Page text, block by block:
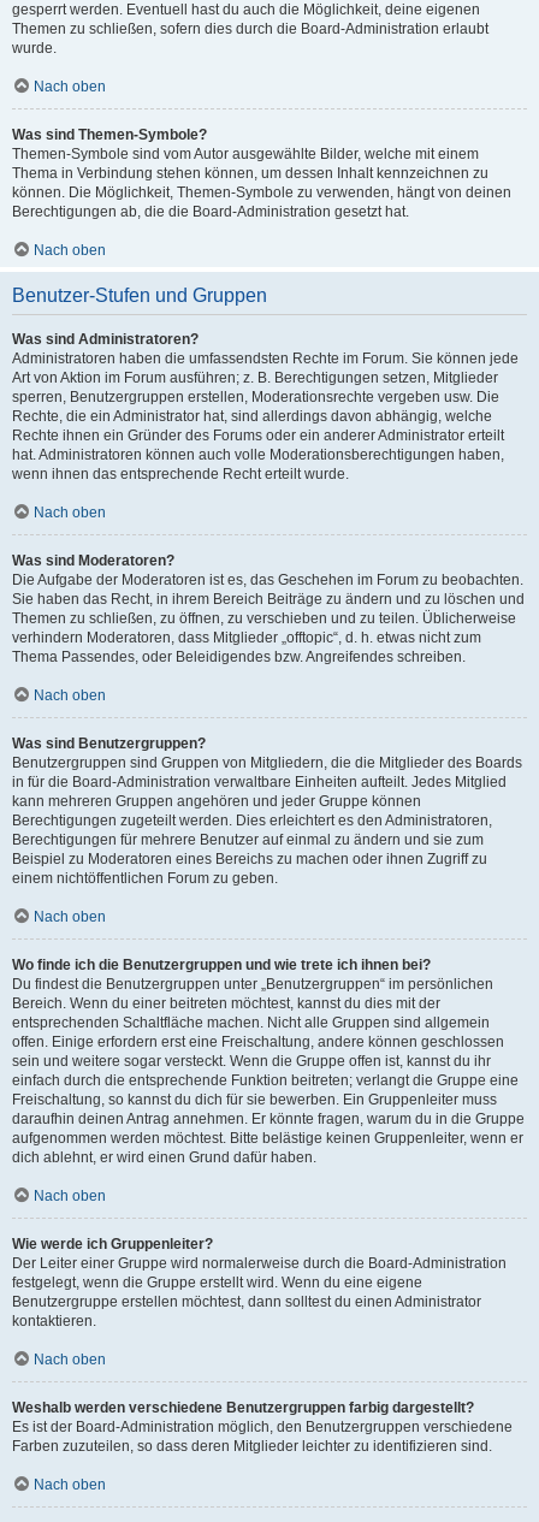
gesperrt werden. Eventuell hast du auch die Möglichkeit, deine eigenen
Themen zu schließen, sofern dies durch die Board-Administration erlaubt
wurde.
Nach oben
Was sind Themen-Symbole?
Themen-Symbole sind vom Autor ausgewählte Bilder, welche mit einem
Thema in Verbindung stehen können, um dessen Inhalt kennzeichnen zu
können. Die Möglichkeit, Themen-Symbole zu verwenden, hängt von deinen
Berechtigungen ab, die die Board-Administration gesetzt hat.
Nach oben
Benutzer-Stufen und Gruppen
Was sind Administratoren?
Administratoren haben die umfassendsten Rechte im Forum. Sie können jede
Art von Aktion im Forum ausführen; z. B. Berechtigungen setzen, Mitglieder
sperren, Benutzergruppen erstellen, Moderationsrechte vergeben usw. Die
Rechte, die ein Administrator hat, sind allerdings davon abhängig, welche
Rechte ihnen ein Gründer des Forums oder ein anderer Administrator erteilt
hat. Administratoren können auch volle Moderationsberechtigungen haben,
wenn ihnen das entsprechende Recht erteilt wurde.
Nach oben
Was sind Moderatoren?
Die Aufgabe der Moderatoren ist es, das Geschehen im Forum zu beobachten.
Sie haben das Recht, in ihrem Bereich Beiträge zu ändern und zu löschen und
Themen zu schließen, zu öffnen, zu verschieben und zu teilen. Üblicherweise
verhindern Moderatoren, dass Mitglieder „offtopic“, d. h. etwas nicht zum
Thema Passendes, oder Beleidigendes bzw. Angreifendes schreiben.
Nach oben
Was sind Benutzergruppen?
Benutzergruppen sind Gruppen von Mitgliedern, die die Mitglieder des Boards
in für die Board-Administration verwaltbare Einheiten aufteilt. Jedes Mitglied
kann mehreren Gruppen angehören und jeder Gruppe können
Berechtigungen zugeteilt werden. Dies erleichtert es den Administratoren,
Berechtigungen für mehrere Benutzer auf einmal zu ändern und sie zum
Beispiel zu Moderatoren eines Bereichs zu machen oder ihnen Zugriff zu
einem nichtöffentlichen Forum zu geben.
Nach oben
Wo finde ich die Benutzergruppen und wie trete ich ihnen bei?
Du findest die Benutzergruppen unter „Benutzergruppen“ im persönlichen
Bereich. Wenn du einer beitreten möchtest, kannst du dies mit der
entsprechenden Schaltfläche machen. Nicht alle Gruppen sind allgemein
offen. Einige erfordern erst eine Freischaltung, andere können geschlossen
sein und weitere sogar versteckt. Wenn die Gruppe offen ist, kannst du ihr
einfach durch die entsprechende Funktion beitreten; verlangt die Gruppe eine
Freischaltung, so kannst du dich für sie bewerben. Ein Gruppenleiter muss
daraufhin deinen Antrag annehmen. Er könnte fragen, warum du in die Gruppe
aufgenommen werden möchtest. Bitte belästige keinen Gruppenleiter, wenn er
dich ablehnt, er wird einen Grund dafür haben.
Nach oben
Wie werde ich Gruppenleiter?
Der Leiter einer Gruppe wird normalerweise durch die Board-Administration
festgelegt, wenn die Gruppe erstellt wird. Wenn du eine eigene
Benutzergruppe erstellen möchtest, dann solltest du einen Administrator
kontaktieren.
Nach oben
Weshalb werden verschiedene Benutzergruppen farbig dargestellt?
Es ist der Board-Administration möglich, den Benutzergruppen verschiedene
Farben zuzuteilen, so dass deren Mitglieder leichter zu identifizieren sind.
Nach oben